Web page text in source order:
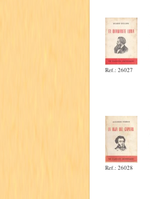
Ref.: 26027
Ref.: 26028